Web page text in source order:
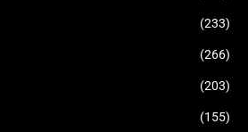
(233)
(266)
(203)
(155)